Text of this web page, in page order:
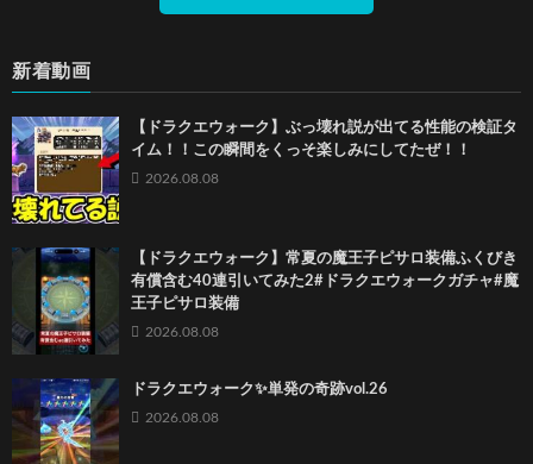
新着動画
【ドラクエウォーク】ぶっ壊れ説が出てる性能の検証タ
イム！！この瞬間をくっそ楽しみにしてたぜ！！
2026.08.08
【ドラクエウォーク】常夏の魔王子ピサロ装備ふくびき
有償含む40連引いてみた2#ドラクエウォークガチャ#魔
王子ピサロ装備
2026.08.08
ドラクエウォーク✨単発の奇跡vol.26
2026.08.08